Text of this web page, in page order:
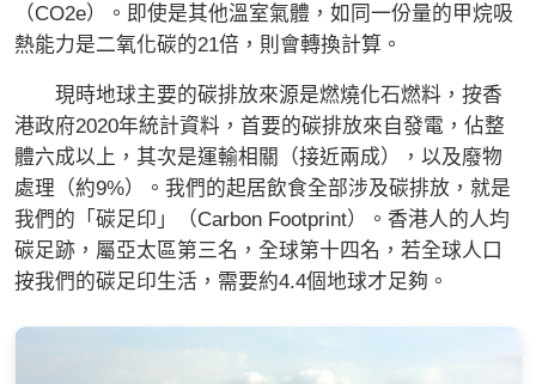
（CO2e）。即使是其他溫室氣體，如同一份量的甲烷吸
熱能力是二氧化碳的21倍，則會轉換計算。
現時地球主要的碳排放來源是燃燒化石燃料，按香
港政府2020年統計資料，首要的碳排放來自發電，佔整
體六成以上，其次是運輸相關（接近兩成），以及廢物
處理（約9%）。我們的起居飲食全部涉及碳排放，就是
我們的「碳足印」（Carbon Footprint）。香港人的人均
碳足跡，屬亞太區第三名，全球第十四名，若全球人口
按我們的碳足印生活，需要約4.4個地球才足夠。